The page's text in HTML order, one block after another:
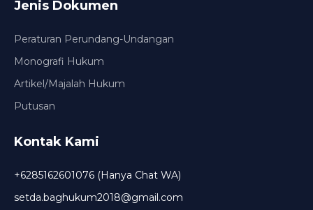
Jenis Dokumen
Peraturan Perundang-Undangan
Monografi Hukum
Artikel/Majalah Hukum
Putusan
Kontak Kami
+6285162601076 (Hanya Chat WA)
setda.baghukum2018@gmail.com